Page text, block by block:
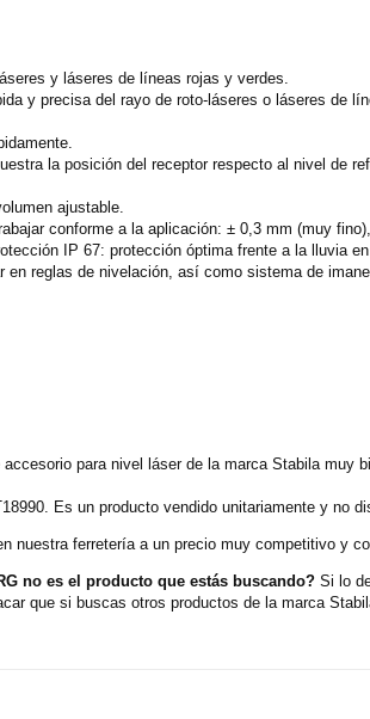
y láseres de líneas rojas y verdes.
y precisa del rayo de roto-láseres o láseres de
la posición del receptor respecto al nivel de
ajustable.
conforme a la aplicación: ± 0,3 mm (muy
IP 67: protección óptima frente a la lluvia
reglas de nivelación, así como sistema de
para nivel láser de la marca Stabila muy
Es un producto vendido unitariamente y no
nuestra ferretería a un precio muy competitivo y
no es el producto que estás buscando? Si lo
que si buscas otros productos de la marca